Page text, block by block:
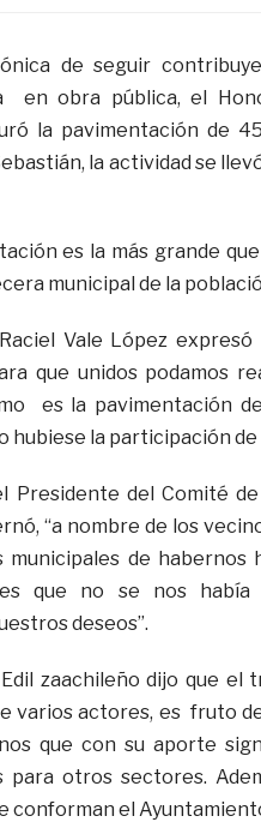
de seguir
en obra pública, el
la pavimentación de
la actividad se
es la más grande
municipal de la
Vale López
que unidos podamos
es la pavimentación
hubiese la participación
Presidente del Comité
“a nombre de los
municipales de
que no se nos
deseos”.
zaachileño dijo que el
varios actores, es fruto
que con su aporte
para otros sectores.
conforman el